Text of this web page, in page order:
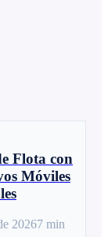
Flota con
Móviles
20267 min